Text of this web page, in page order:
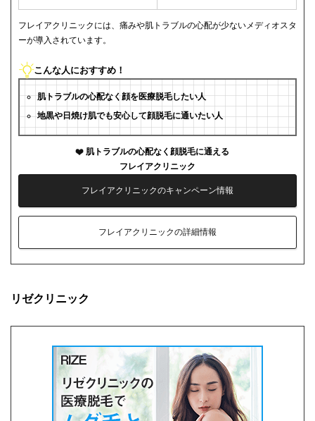
フレイアクリニックには、痛みや肌トラブルの心配が少ないメディオスタ
ーが導入されています。
こんな人におすすめ！
肌トラブルの心配なく顔を医療脱毛したい人
地黒や日焼け肌でも安心して顔脱毛に通いたい人
肌トラブルの心配なく顔脱毛に通える
フレイアクリニック
フレイアクリニックのキャンペーン情報
フレイアクリニックの詳細情報
リゼクリニック